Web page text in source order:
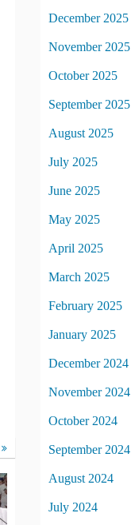
December 2025
November 2025
October 2025
September 2025
August 2025
July 2025
June 2025
May 2025
April 2025
March 2025
February 2025
January 2025
December 2024
November 2024
October 2024
September 2024
August 2024
July 2024